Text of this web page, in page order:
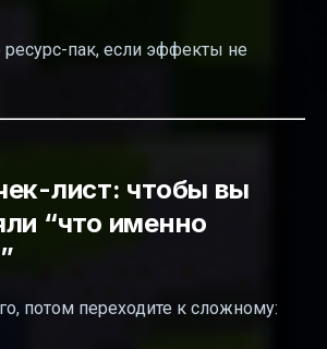
ресурс-пак, если эффекты не
лист: чтобы вы
“что именно
потом переходите к сложному: